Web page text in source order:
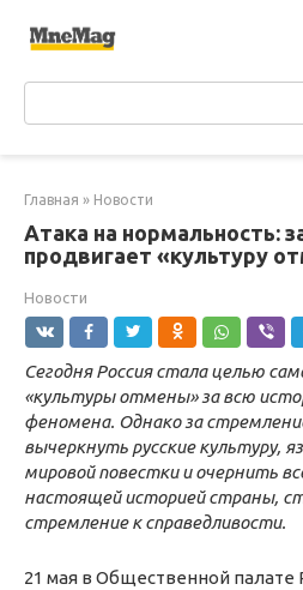
Главная » Новости
Атака на нормальность:
продвигает «культуру
Новости
Сегодня Россия стала целью
«культуры отмены» за всю
феномена. Однако за
вычеркнуть русские культуру,
мировой повестки и очернить
настоящей историей страны,
стремление к справедливости.
21 мая в Общественной